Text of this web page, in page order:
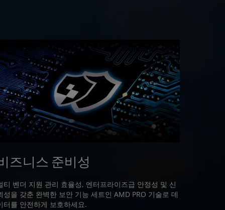
즈니스 준비성
티 벤더 지원 관리 효율성, 엔터프라이즈급 안정성 및 신
성을 갖춘 완벽한 보안 기능 세트인 AMD PRO 기술로 데
터를 안전하게 보호하세요.